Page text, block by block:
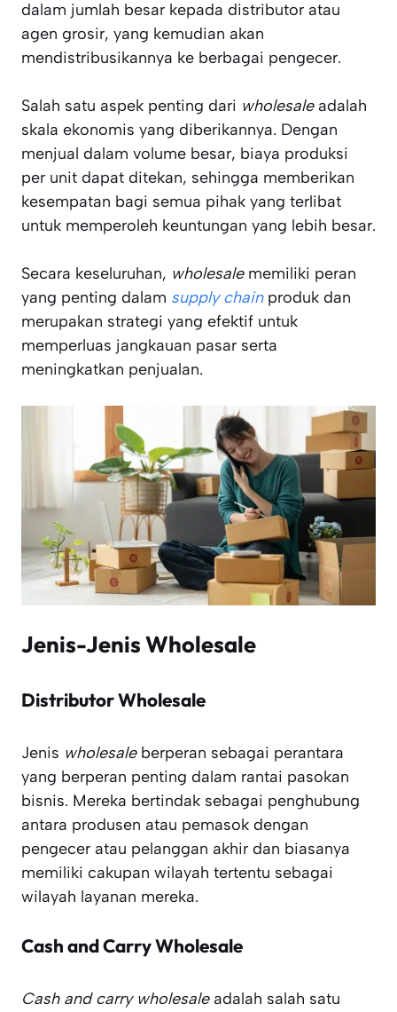
dalam jumlah besar kepada distributor atau
agen grosir, yang kemudian akan
mendistribusikannya ke berbagai pengecer.
Salah satu aspek penting dari wholesaleadalah
skala ekonomis yang diberikannya. Dengan
menjual dalam volume besar, biaya produksi
per unit dapat ditekan, sehingga memberikan
kesempatan bagi semua pihak yang terlibat
untuk memperoleh keuntungan yang lebih besar.
Secara keseluruhan, wholesalememiliki peran
yang penting dalam supply chain produk dan
merupakan strategi yang efektif untuk
memperluas jangkauan pasar serta
meningkatkan penjualan.
Jenis-Jenis Wholesale
Distributor Wholesale
Jenis wholesaleberperan sebagai perantara
yang berperan penting dalam rantai pasokan
bisnis. Mereka bertindak sebagai penghubung
antara produsen atau pemasok dengan
pengecer atau pelanggan akhir dan biasanya
memiliki cakupan wilayah tertentu sebagai
wilayah layanan mereka.
Cash and Carry Wholesale
Cash and carry wholesaleadalah salah satu